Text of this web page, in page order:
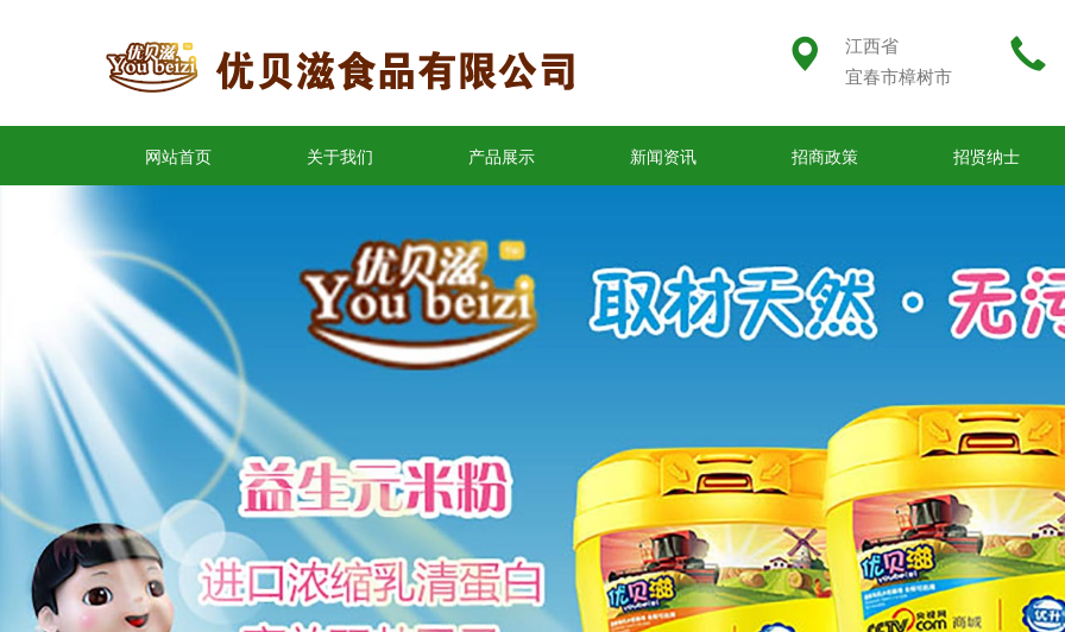
江西省
宜春市樟树市
网站首页 关于我们 产品展示 新闻资讯 招商政策 招贤纳士